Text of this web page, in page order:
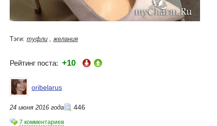
Тэги: туфли желания
Рейтинг поста: +10
oribelarus
24 июня 2016 года 446
7 комментариев